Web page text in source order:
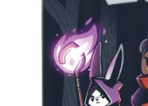
2 - 4 jucători
5 - 6 jucători
7+ jucători
Categoriile Noastre
Premiate internațional